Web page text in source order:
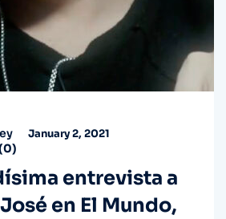
January 2, 2021
0)
entrevista a
en El Mundo,